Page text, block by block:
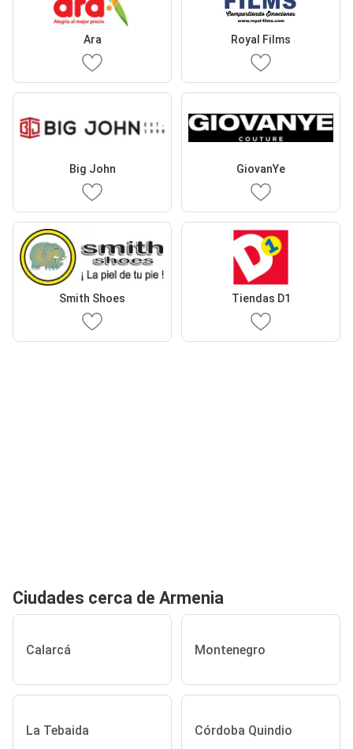
Ara Royal Films
Big John GiovanYe
Smith Shoes Tiendas D1
Ciudades cerca de Armenia
Calarcá Montenegro
La Tebaida Córdoba Quindio